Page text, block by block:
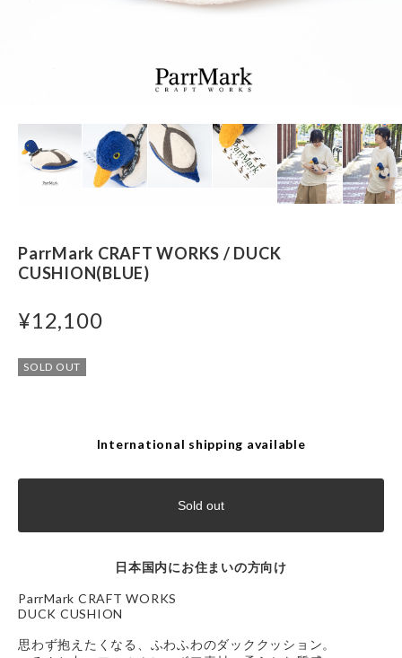
ParrMark CRAFT WORKS / DUCK
CUSHION(BLUE)
¥12,100
SOLD OUT
International shipping available
Sold out
日本国内にお住まいの方向け
ParrMark CRAFT WORKS
DUCK CUSHION
思わず抱えたくなる、ふわふわのダッククッション。